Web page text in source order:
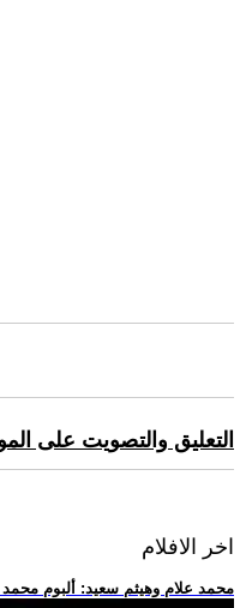
التعليق والتصويت على
اخر الافلام
.. محمد علام وهيثم سعيد: ألبوم محمد